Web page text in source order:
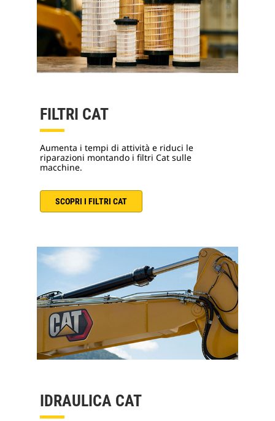
FILTRI CAT
Aumenta i tempi di attività e riduci le
riparazioni montando i filtri Cat sulle
macchine.
SCOPRI I FILTRI CAT
IDRAULICA CAT